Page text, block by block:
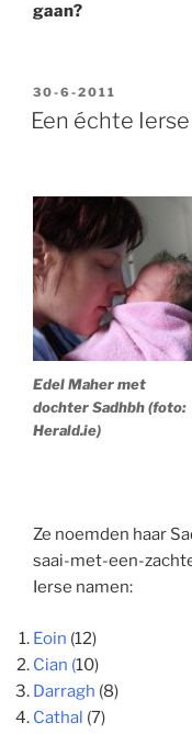
gaan?
GEPLAATST
OP
30-6-2011
Een échte
Edel Maher met
dochter Sadhbh (foto:
Herald.ie)
Ze noemden haar
saai-met-een-
Ierse namen:
Eoin (12)
Cian (10)
Darragh (8)
Cathal (7)